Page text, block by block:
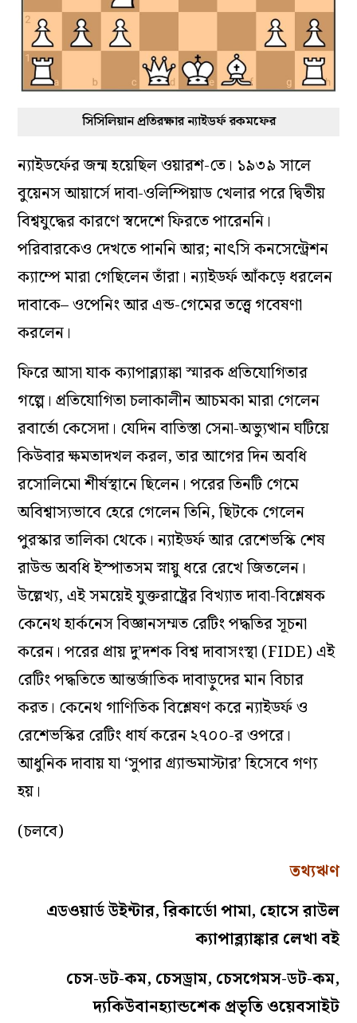
সিসিলিয়ান প্রতিরক্ষার ন্যাইডর্ফ রকমফের
ন্যাইডর্ফের জন্ম হয়েছিল ওয়ারশ-তে। ১৯৩৯ সালে
বুয়েনস আয়ার্সে দাবা-ওলিম্পিয়াড খেলার পরে দ্বিতীয়
বিশ্বযুদ্ধের কারণে স্বদেশে ফিরতে পারেননি।
পরিবারকেও দেখতে পাননি আর; নাৎসি কনসেন্ট্রেশন
ক্যাম্পে মারা গেছিলেন তাঁরা। ন্যাইডর্ফ আঁকড়ে ধরলেন
দাবাকে– ওপেনিং আর এন্ড-গেমের তত্ত্বে গবেষণা
করলেন।
ফিরে আসা যাক ক্যাপাব্ল্যাঙ্কা স্মারক প্রতিযোগিতার
গল্পে। প্রতিযোগিতা চলাকালীন আচমকা মারা গেলেন
রবার্তো কেসেদা। যেদিন বাতিস্তা সেনা-অভ্যুত্থান ঘটিয়ে
কিউবার ক্ষমতাদখল করল, তার আগের দিন অবধি
রসোলিমো শীর্ষস্থানে ছিলেন। পরের তিনটি গেমে
অবিশ্বাস্যভাবে হেরে গেলেন তিনি, ছিটকে গেলেন
পুরস্কার তালিকা থেকে। ন্যাইডর্ফ আর রেশেভস্কি শেষ
রাউন্ড অবধি ইস্পাতসম স্নায়ু ধরে রেখে জিতলেন।
উল্লেখ্য, এই সময়েই যুক্তরাষ্ট্রের বিখ্যাত দাবা-বিশ্লেষক
কেনেথ হার্কনেস বিজ্ঞানসম্মত রেটিং পদ্ধতির সূচনা
করেন। পরের প্রায় দু’দশক বিশ্ব দাবাসংস্থা (FIDE) এই
রেটিং পদ্ধতিতে আন্তর্জাতিক দাবাড়ুদের মান বিচার
করত। কেনেথ গাণিতিক বিশ্লেষণ করে ন্যাইডর্ফ ও
রেশেভস্কির রেটিং ধার্য করেন ২৭০০-র ওপরে।
আধুনিক দাবায় যা ‘সুপার গ্র্যান্ডমাস্টার’ হিসেবে গণ্য
হয়।
(চলবে)
তথ্যঋণ
এডওয়ার্ড উইন্টার, রিকার্ডো পামা, হোসে রাউল
ক্যাপাব্ল্যাঙ্কার লেখা বই
চেস-ডট-কম, চেসড্রাম, চেসগেমস-ডট-কম,
দ্যকিউবানহ্যান্ডশেক প্রভৃতি ওয়েবসাইট